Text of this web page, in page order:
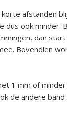
afstanden
ook minder.
dan
Bovendien
1 mm of
de andere